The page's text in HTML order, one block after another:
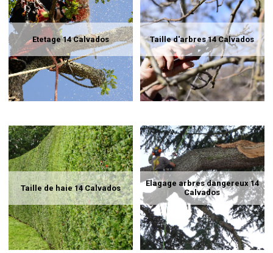
Etetage 14 Calvados Taille d'arbres 14 Calvados
Taille de haie 14 Calvados
Elagage arbres dangereux 14
Calvados